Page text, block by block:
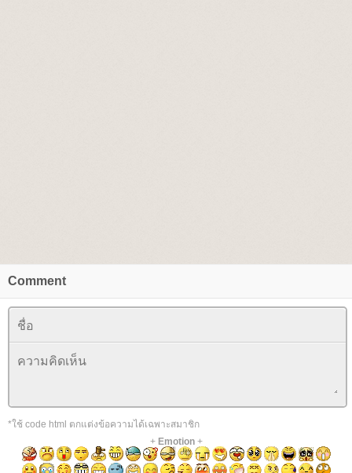
Comment
*ใช้ code html ตกแต่งข้อความได้เฉพาะสมาชิก
+ Emotion+